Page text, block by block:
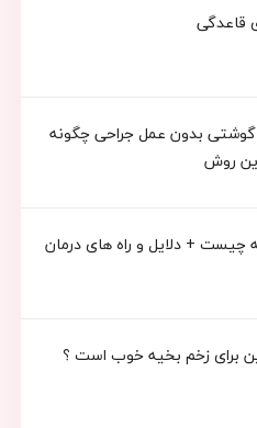
قاعدگی
بدون عمل جراحی چگونه
روش
+ دلایل و راه های درمان
برای زخم بخیه خوب است ؟